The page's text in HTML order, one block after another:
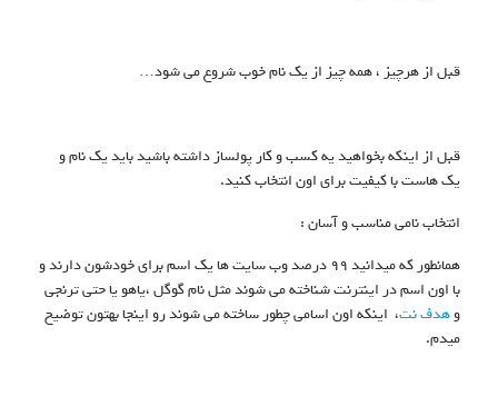
قبل از هرچیز ، همه چیز از یک نام خوب شروع می شود…
قبل از اینکه بخواهید یه کسب و کار پولساز داشته باشید باید یک نام و
یک هاست با کیفیت برای اون انتخاب کنید.
انتخاب نامی مناسب و آسان :
همانطور که میدانید 99 درصد وب سایت ها یک اسم برای خودشون دارند و
با اون اسم در اینترنت شناخته می شوند مثل نام گوگل ،یاهو یا حتی ترنجی
وهدف نت، اینکه اون اسامی چطور ساخته می شوند رو اینجا بهتون توضیح
میدم.